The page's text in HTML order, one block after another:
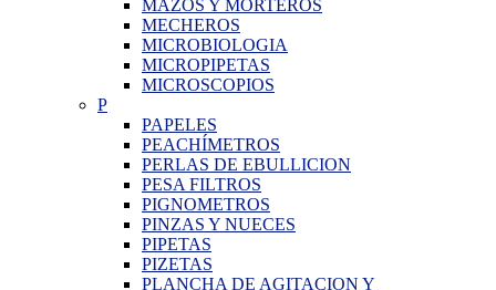
MAZOS Y MORTEROS
MECHEROS
MICROBIOLOGIA
MICROPIPETAS
MICROSCOPIOS
P
PAPELES
PEACHÍMETROS
PERLAS DE EBULLICION
PESA FILTROS
PIGNOMETROS
PINZAS Y NUECES
PIPETAS
PIZETAS
PLANCHA DE AGITACION Y